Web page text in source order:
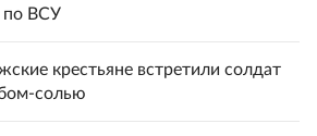
по ВСУ
крестьяне встретили солдат
солью